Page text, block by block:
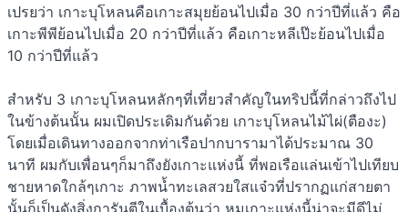
เปรยว่า เกาะบุโหลนคือเกาะสมุยย้อนไปเมื่อ 30 กว่าปีที่แล้ว คือ
เกาะพีพีย้อนไปเมื่อ 20 กว่าปีที่แล้ว คือเกาะหลีเป๊ะย้อนไปเมื่อ
10 กว่าปีที่แล้ว
สำหรับ 3 เกาะบุโหลนหลักๆที่เที่ยวสำคัญในทริปนี้ที่กล่าวถึงไป
ในข้างต้นนั้น ผมเปิดประเดิมกันด้วย เกาะบุโหลนไม้ไผ่(ตืองะ)
โดยเมื่อเดินทางออกจากท่าเรือปากบารามาได้ประมาณ 30
นาที ผมกับเพื่อนๆก็มาถึงยังเกาะแห่งนี้ ที่พอเรือแล่นเข้าไปเทียบ
ชายหาดใกล้ๆเกาะ ภาพน้ำทะเลสวยใสแจ๋วที่ปรากฏแก่สายตา
นั้นก็เป็นดังสิ่งการันตีในเบื้องต้นว่า หมูเกาะแห่งนี้น่าจะมีดีไม่